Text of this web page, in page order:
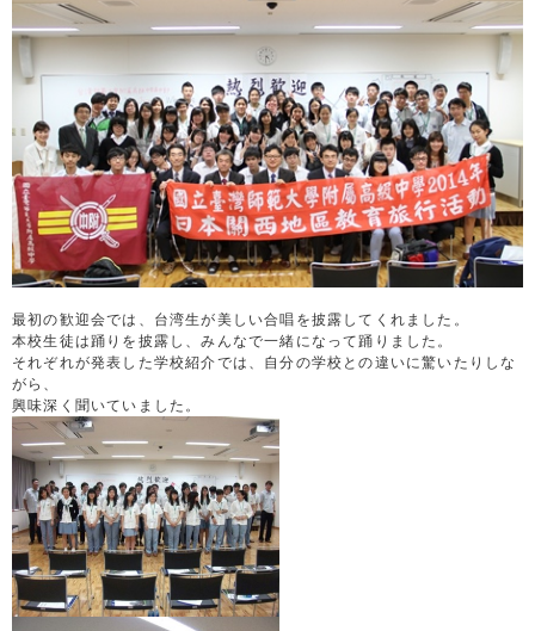
最初の歓迎会では、台湾生が美しい合唱を披露してくれました。
本校生徒は踊りを披露し、みんなで一緒になって踊りました。
それぞれが発表した学校紹介では、自分の学校との違いに驚いたりしな
がら、
興味深く聞いていました。